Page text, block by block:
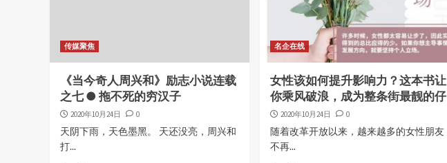
传媒聚焦
《当今奇人周兴和》励志小说连载
之七 ● 拖不死的穷汉子
2020年10月24日 0
天阴下雨，天色墨黑。 天还没亮，周兴和
打...
名企在线
女性该如何提升影响力？这本书让
你乘风破浪，成为整条街最靓的仔
2020年10月24日 0
随着改革开放以来，越来越多的女性朋友
不再...